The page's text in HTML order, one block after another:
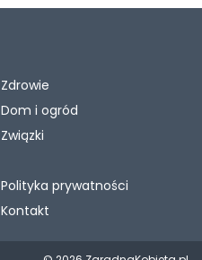
Zdrowie
Dom i ogród
Związki
Polityka prywatności
Kontakt